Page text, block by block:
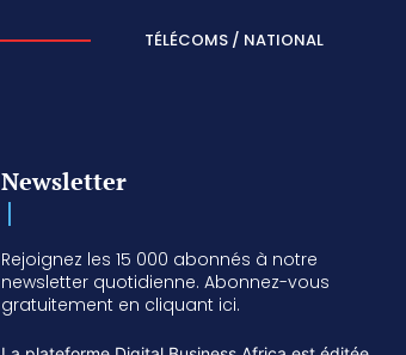
TÉLÉCOMS / NATIONAL
Newsletter
Rejoignez les 15 000 abonnés à notre
newsletter quotidienne. Abonnez-vous
gratuitement en cliquant ici.